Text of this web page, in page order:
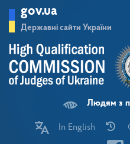
основного
матеріалу
gov.ua
Державні сайти України
Людям з
In English